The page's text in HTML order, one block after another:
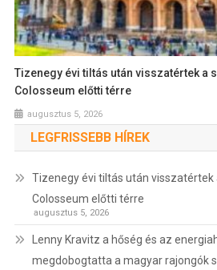
Tizenegy évi tiltás után visszatértek a
Colosseum előtti térre
augusztus 5, 2026
LEGFRISSEBB HÍREK
Tizenegy évi tiltás után visszatértek
Colosseum előtti térre
augusztus 5, 2026
Lenny Kravitz a hőség és az
megdobogtatta a magyar rajongók